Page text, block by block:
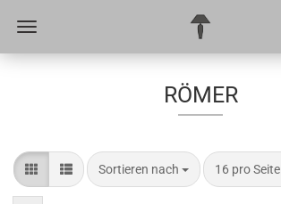
RÖMER
Sortieren nach
Sortieren nach 16 pro Seite
pro Seite